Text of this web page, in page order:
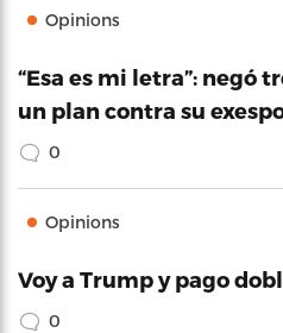
Opinions
“Esa es mi letra”: negó
un plan contra su
0
Opinions
Voy a Trump y pago
0